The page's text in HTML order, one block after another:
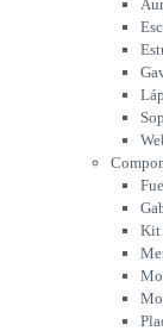
Kit
Kit